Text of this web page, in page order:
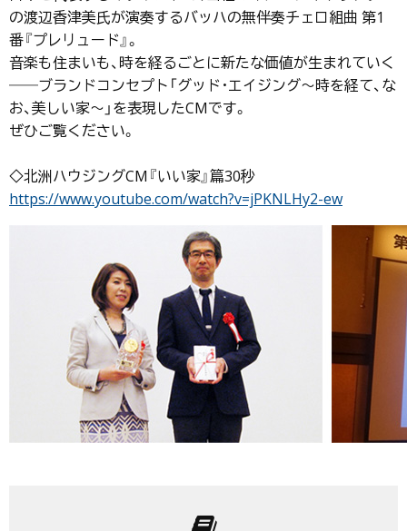
の渡辺香津美氏が演奏するバッハの無伴奏チェロ組曲 第1
番『プレリュード』。
音楽も住まいも、時を経るごとに新たな価値が生まれていく
――ブランドコンセプト「グッド･エイジング～時を経て、な
お、美しい家～」を表現したCMです。
ぜひご覧ください。
◇北洲ハウジングCM『いい家』篇30秒
https://www.youtube.com/watch?v=jPKNLHy2-ew